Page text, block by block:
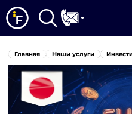
Главная Наши услуги